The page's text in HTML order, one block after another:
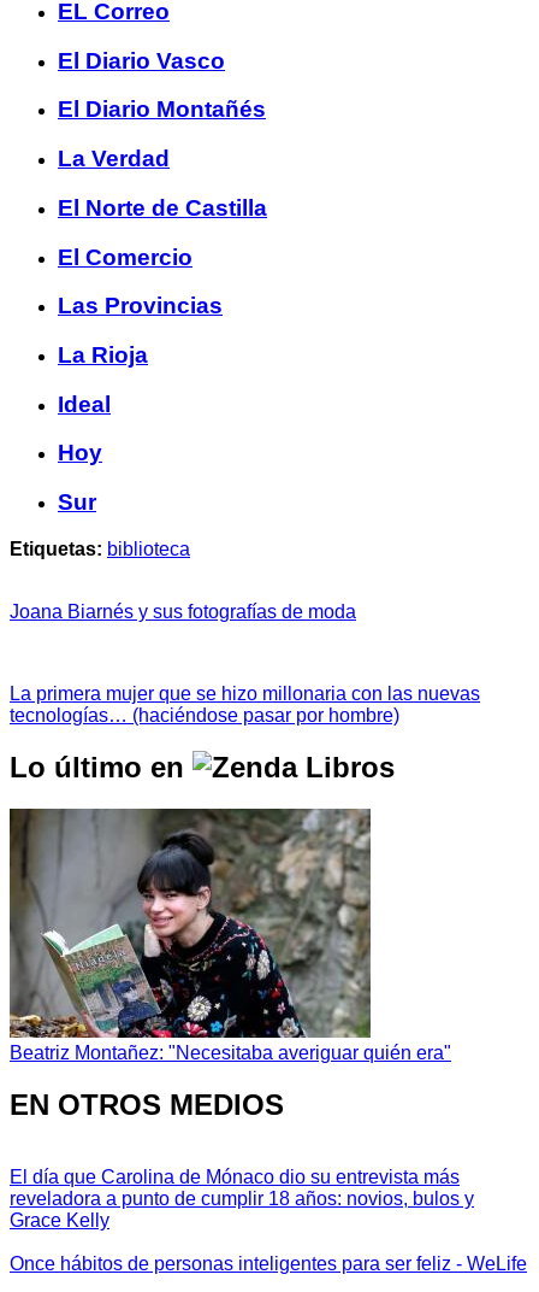
EL Correo
El Diario Vasco
El Diario Montañés
La Verdad
El Norte de Castilla
El Comercio
Las Provincias
La Rioja
Ideal
Hoy
Sur
Etiquetas: biblioteca
Joana Biarnés y sus fotografías de moda
La primera mujer que se hizo millonaria con las nuevas
tecnologías… (haciéndose pasar por hombre)
Lo último en
Beatriz Montañez: "Necesitaba averiguar quién era"
EN OTROS MEDIOS
El día que Carolina de Mónaco dio su entrevista más
reveladora a punto de cumplir 18 años: novios, bulos y
Grace Kelly
Once hábitos de personas inteligentes para ser feliz - WeLife